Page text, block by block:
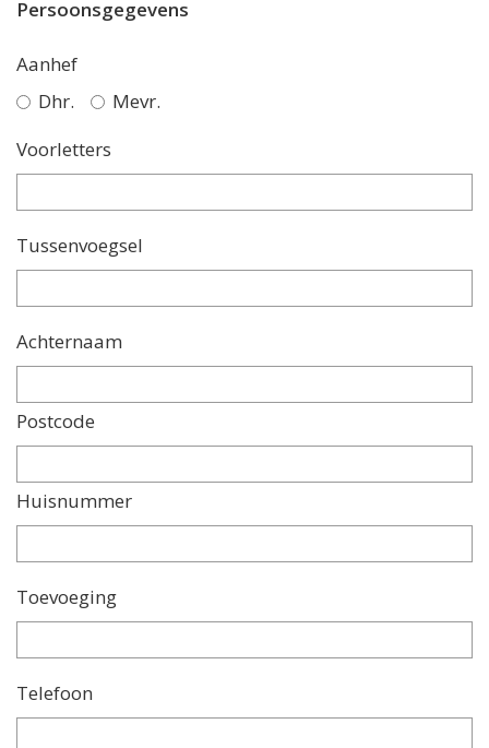
Persoonsgegevens
Aanhef
Dhr.
Mevr.
Voorletters
Tussenvoegsel
Achternaam
Postcode
Huisnummer
Toevoeging
Telefoon